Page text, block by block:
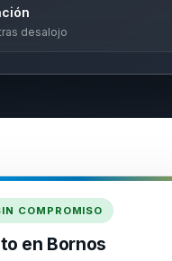
desalojo
COMPROMISO
en Bornos